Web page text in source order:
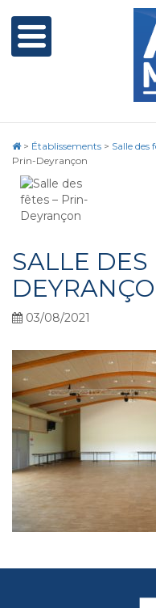
> Établissements > Salle des
Prin-Deyrançon
SALLE DES
03/08/2021